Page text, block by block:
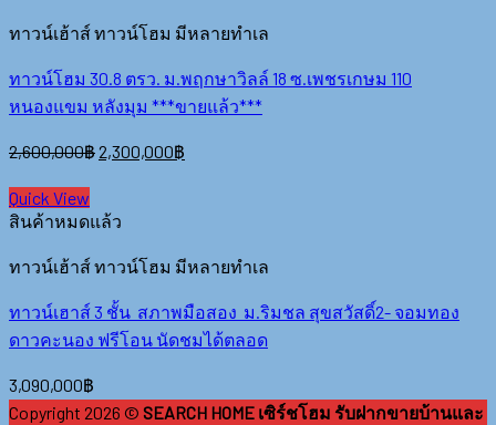
ทาวน์เฮ้าส์ ทาวน์โฮม มีหลายทำเล
ทาวน์โฮม 30.8 ตรว. ม.พฤกษาวิลล์ 18 ซ.เพชรเกษม 110
หนองแขม หลังมุม ***ขายแล้ว***
2,600,000฿2,300,000฿
Quick View
สินค้าหมดแล้ว
ทาวน์เฮ้าส์ ทาวน์โฮม มีหลายทำเล
ทาวน์เฮาส์ 3 ชั้น สภาพมือสอง ม.ริมชล สุขสวัสดิ์2- จอมทอง
ดาวคะนอง ฟรีโอน นัดชมได้ตลอด
3,090,000฿
Copyright 2026 © SEARCH HOME เซิร์ชโฮม รับฝากขายบ้านและ